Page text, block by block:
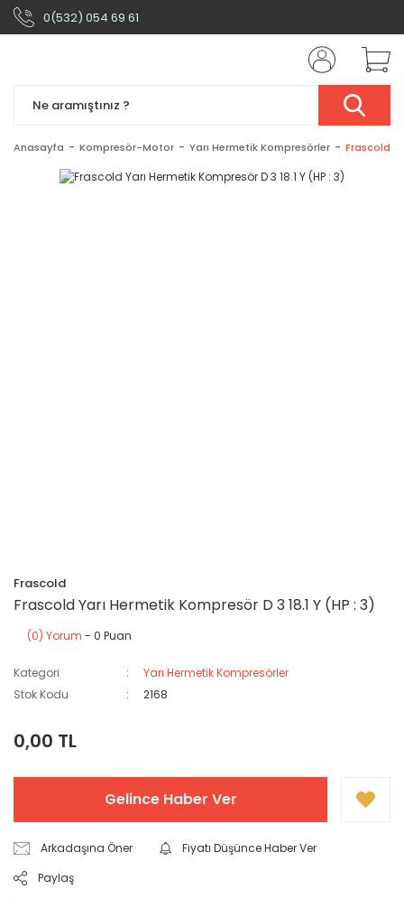
0(532) 054 69 61
Anasayfa Kompresör-Motor Yarı Hermetik Kompresörler Frascold
Frascold
Frascold Yarı Hermetik Kompresör D 3 18.1 Y (HP : 3)
(0) Yorum - 0 Puan
Kategori
Yarı Hermetik Kompresörler
Stok Kodu
2168
0,00 TL
Gelince Haber Ver
Arkadaşına Öner
Fiyatı Düşünce Haber Ver
Paylaş